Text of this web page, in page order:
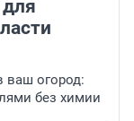
ваш огород:
без химии